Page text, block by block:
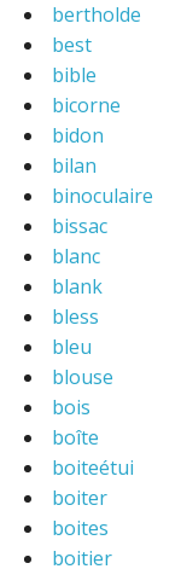
bertholde
best
bible
bicorne
bidon
bilan
binoculaire
bissac
blanc
blank
bless
bleu
blouse
bois
boîte
boiteétui
boiter
boites
boitier